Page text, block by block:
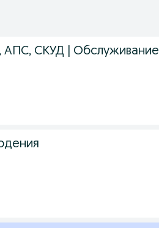
СКУД | Обслуживание